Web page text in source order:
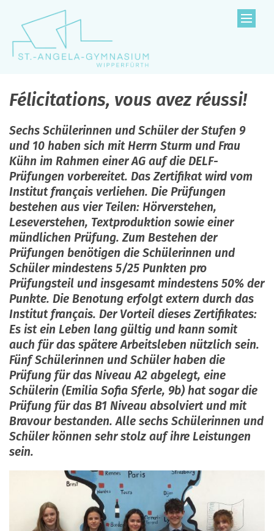
Zum Inhalt springen
Félicitations, vous avez réussi!
Sechs Schülerinnen und Schüler der Stufen 9
und 10 haben sich mit Herrn Sturm und Frau
Kühn im Rahmen einer AG auf die DELF-
Prüfungen vorbereitet. Das Zertifikat wird vom
Institut français verliehen. Die Prüfungen
bestehen aus vier Teilen: Hörverstehen,
Leseverstehen, Textproduktion sowie einer
mündlichen Prüfung. Zum Bestehen der
Prüfungen benötigen die Schülerinnen und
Schüler mindestens 5/25 Punkten pro
Prüfungsteil und insgesamt mindestens 50% der
Punkte. Die Benotung erfolgt extern durch das
Institut français. Der Vorteil dieses Zertifikates:
Es ist ein Leben lang gültig und kann somit
auch für das spätere Arbeitsleben nützlich sein.
Fünf Schülerinnen und Schüler haben die
Prüfung für das Niveau A2 abgelegt, eine
Schülerin (Emilia Sofia Sferle, 9b) hat sogar die
Prüfung für das B1 Niveau absolviert und mit
Bravour bestanden. Alle sechs Schülerinnen und
Schüler können sehr stolz auf ihre Leistungen
sein.